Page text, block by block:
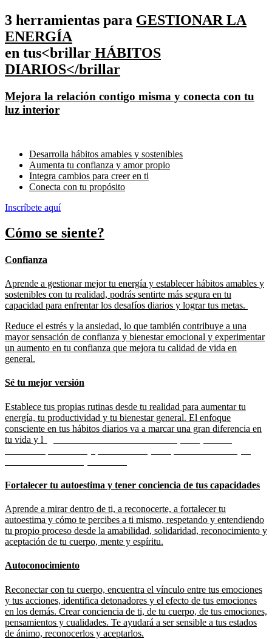
3 herramientas para GESTIONAR LA
ENERGÍA
en tus<brillar HÁBITOS
DIARIOS</brillar
Mejora la relación contigo misma y conecta con tu
luz interior
Desarrolla hábitos amables y sostenibles
Aumenta tu confianza y amor propio
Integra cambios para creer en ti
Conecta con tu propósito
Inscríbete aquí
Cómo se siente?
Confianza
Aprende a gestionar mejor tu energía y establecer hábitos amables y
sostenibles con tu realidad, podrás sentirte más segura en tu
capacidad para enfrentar los desafíos diarios y lograr tus metas.
Reduce el estrés y la ansiedad, lo que también contribuye a una
mayor sensación de confianza y bienestar emocional y experimentar
un aumento en tu confianza que mejora tu calidad de vida en
general.
Sé tu mejor versión
Establece tus propias rutinas desde tu realidad para aumentar tu
energía, tu productividad y tu bienestar general. El enfoque
consciente en tus hábitos diarios va a marcar una gran diferencia en
tu vida y l
Fortalecer tu autoestima y tener conciencia de tus capacidades
Aprende a mirar dentro de ti, a reconocerte, a fortalecer tu
autoestima y cómo te percibes a ti mismo, respetando y entendiendo
tu propio proceso desde la amabilidad, solidaridad, reconocimiento y
aceptación de tu cuerpo, mente y espíritu.
Autoconocimiento
Reconectar con tu cuerpo, encuentra el vínculo entre tus emociones
y tus acciones, identifica detonadores y el efecto de tus emociones
en los demás. Crear conciencia de ti, de tu cuerpo, de tus emociones,
pensamientos y cualidades. Te ayudará a ser sensible a tus estados
de ánimo, reconocerlos y aceptarlos.